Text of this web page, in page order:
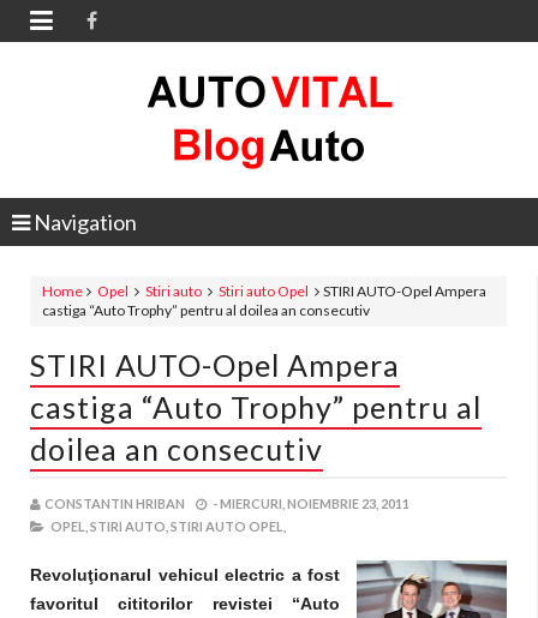

Navigation
Home Opel Stiri auto Stiri auto Opel
STIRI AUTO-Opel Ampera
castiga “Auto Trophy” pentru al doilea an consecutiv
STIRI AUTO-Opel Ampera
castiga “Auto Trophy” pentru al
doilea an consecutiv
CONSTANTIN HRIBAN -MIERCURI, NOIEMBRIE 23, 2011
OPEL, STIRI AUTO, STIRI AUTO OPEL,
Revoluţionarul vehicul electric a fost
favoritul cititorilor revistei “Auto